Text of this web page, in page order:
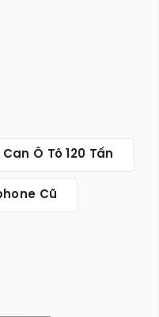
Can Ô Tô 120 Tấn
Cũ